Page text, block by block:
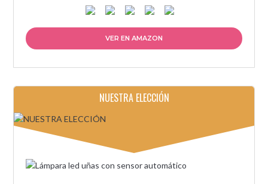
VER EN AMAZON
NUESTRA ELECCIÓN